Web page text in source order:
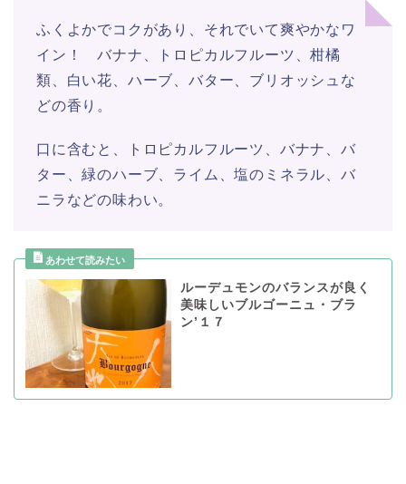
ふくよかでコクがあり、それでいて爽やかなワ
イン！ バナナ、トロピカルフルーツ、柑橘
類、白い花、ハーブ、バター、ブリオッシュな
どの香り。
口に含むと、トロピカルフルーツ、バナナ、バ
ター、緑のハーブ、ライム、塩のミネラル、バ
ニラなどの味わい。
ルーデュモンのバランスが良く
美味しいブルゴーニュ・ブラ
ン’１７